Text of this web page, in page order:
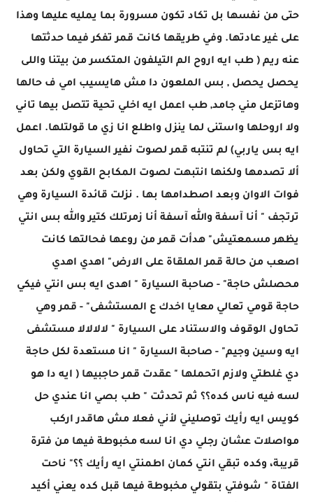
حتى من نفسها بل تكاد تكون مسرورة بما يمليه عليها وهذا
على غير عادتها. وفي طريقها كانت قمر تفكر فيما حدثتها
عنه ريم ( طب ايه اروح الم التيلفون المتكسر من بيتنا واللى
يحصل يحصل , بس الملعون دا مش هايسيب امي ف حالها
وهاتزعل مني جامد, طب اعمل ايه اخلي تحية تتصل بيها تاني
ولا اروحلها واستنى لما ينزل واطلع انا زي ما قولتلها. اعمل
ايه بس ياربي) لم تنتبه قمر لصوت نفير السيارة التي تحاول
ألا تصدمها ولكنها انتبهت لصوت المكابح القوي ولكن بعد
فوات الاوان وبعد اصطدامها بها . نزلت قائدة السيارة وهي
ترتجف " أنا آسفة والله آسفة أنا زمرتلك كتير والله بس انتي
يظهر مسمعتيش" هدأت قمر من روعها فحالتها كانت
اصعب من حالة قمر الملقاة على الارض" اهدي اهدي
محصلش حاجة" - صاحبة السيارة " اهدى ايه بس انتي فيكي
حاجة قومي تعالي معايا اخدك ع المستشفى" - قمر وهي
تحاول الوقوف والاستناد على السيارة " لالالالا مستشفى
ايه وسين وجيم" - صاحبة السيارة " انا مستعدة لكل حاجة
دي غلطتي ولازم اتحملها " عقدت قمر حاجبيها ( ايه دا هو
لسه فيه ناس كده؟؟ ثم تحدثت " طب بصي انا عندي حل
كويس ايه رأيك توصليني لأني فعلا مش هاقدر اركب
مواصلات عشان رجلي دي انا لسه مخبوطة فيها من فترة
قريبة، وكده تبقي انتي كمان اطمنتي ايه رأيك ؟؟" ناحت
الفتاة " شوفتي بتقولي مخبوطة فيها قبل كده يعني أكيد